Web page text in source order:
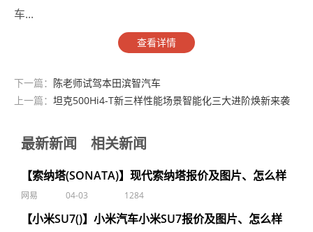
车...
查看详情
下一篇： 陈老师试驾本田滨智汽车
上一篇： 坦克500Hi4-T新三样性能场景智能化三大进阶焕新来袭
最新新闻 相关新闻
【索纳塔(SONATA)】现代索纳塔报价及图片、怎么样
网易 04-03 1284
【小米SU7()】小米汽车小米SU7报价及图片、怎么样